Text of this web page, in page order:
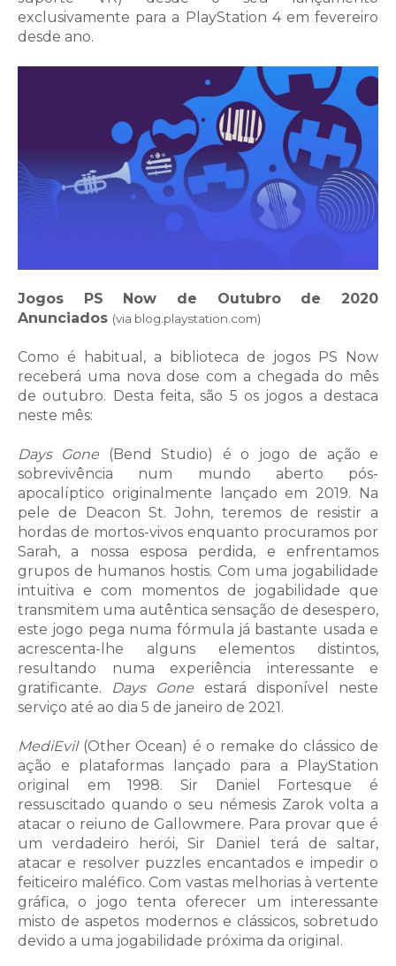
exclusivamente para a PlayStation 4 em fevereiro
desde ano.
Jogos PS Now de Outubro de 2020
Anunciados (via blog.playstation.com)
Como é habitual, a biblioteca de jogos PS Now
receberá uma nova dose com a chegada do mês
de outubro. Desta feita, são 5 os jogos a destaca
neste mês:
Days Gone (Bend Studio) é o jogo de ação e
sobrevivência num mundo aberto pós-
apocalíptico originalmente lançado em 2019. Na
pele de Deacon St. John, teremos de resistir a
hordas de mortos-vivos enquanto procuramos por
Sarah, a nossa esposa perdida, e enfrentamos
grupos de humanos hostis. Com uma jogabilidade
intuitiva e com momentos de jogabilidade que
transmitem uma autêntica sensação de desespero,
este jogo pega numa fórmula já bastante usada e
acrescenta-lhe alguns elementos distintos,
resultando numa experiência interessante e
gratificante. Days Gone estará disponível neste
serviço até ao dia 5 de janeiro de 2021.
MediEvil(Other Ocean) é o remake do clássico de
ação e plataformas lançado para a PlayStation
original em 1998. Sir Daniel Fortesque é
ressuscitado quando o seu némesis Zarok volta a
atacar o reiuno de Gallowmere. Para provar que é
um verdadeiro herói, Sir Daniel terá de saltar,
atacar e resolver puzzles encantados e impedir o
feiticeiro maléfico. Com vastas melhorias à vertente
gráfica, o jogo tenta oferecer um interessante
misto de aspetos modernos e clássicos, sobretudo
devido a uma jogabilidade próxima da original.